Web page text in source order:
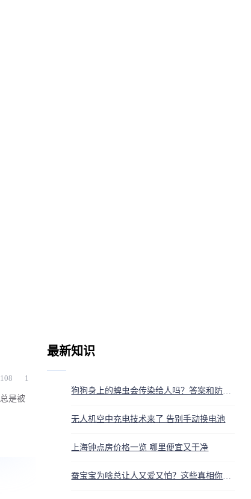
108 1
是被
最新知识
狗狗身上的蜱虫会传染给人吗？答案和防护方法都在这
无人机空中充电技术来了 告别手动换电池
上海钟点房价格一览 哪里便宜又干净
蚕宝宝为啥总让人又爱又怕？这些真相你得知道